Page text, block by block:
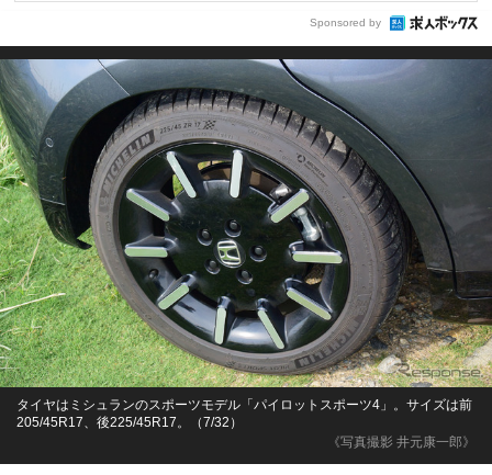
Sponsored by
《写真撮影 井元康一郎》
タイヤはミシュランのスポーツモデル「パイロットスポーツ4」。サイズは前
205/45R17、後225/45R17。（7/32）